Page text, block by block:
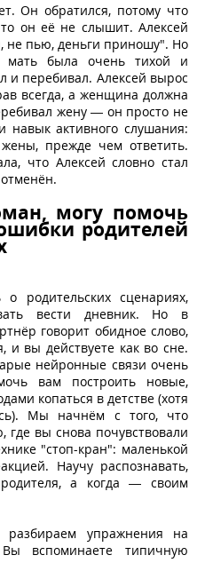
Он обратился, потому что
он её не слышит. Алексей
не пью, деньги приношу". Но
мать была очень тихой и
и перебивал. Алексей вырос
всегда, а женщина должна
жену — он просто не
активного слушания:
прежде чем ответить.
что Алексей словно стал
могу помочь
родителей
родительских сценариях,
вести дневник. Но в
говорит обидное слово,
и вы действуете как во сне.
нейронные связи очень
вам построить новые,
копаться в детстве (хотя
Мы начнём с того, что
где вы снова почувствовали
"стоп-кран": маленькой
Научу распознавать,
а когда — своим
упражнения на
вспоминаете типичную